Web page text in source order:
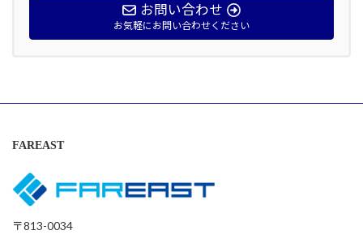
お問い合わせ
お気軽にお問い合わせください
FAREAST
〒813-0034